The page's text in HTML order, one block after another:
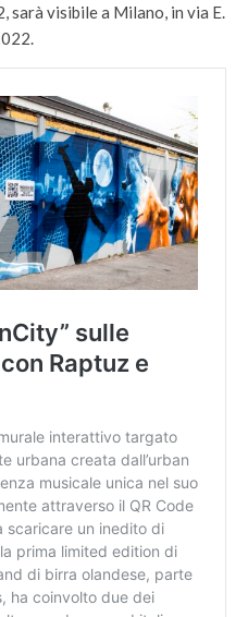
visibile a Milano, in via E.